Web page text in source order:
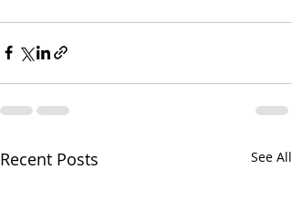
Recent Posts See All